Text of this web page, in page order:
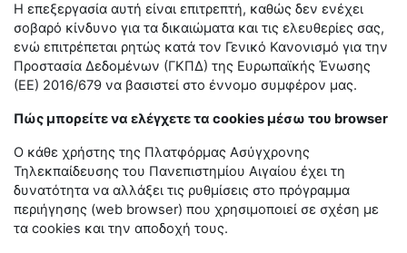
Η επεξεργασία αυτή είναι επιτρεπτή, καθώς δεν ενέχει
σοβαρό κίνδυνο για τα δικαιώματα και τις ελευθερίες σας,
ενώ επιτρέπεται ρητώς κατά τον Γενικό Κανονισμό για την
Προστασία Δεδομένων (ΓΚΠΔ) της Ευρωπαϊκής Ένωσης
(ΕΕ) 2016/679 να βασιστεί στο έννομο συμφέρον μας.
Πώς μπορείτε να ελέγχετε τα cookies μέσω του browser
Ο κάθε χρήστης της Πλατφόρμας Ασύγχρονης
Τηλεκπαίδευσης του Πανεπιστημίου Αιγαίου έχει τη
δυνατότητα να αλλάξει τις ρυθμίσεις στο πρόγραμμα
περιήγησης (web browser) που χρησιμοποιεί σε σχέση με
τα cookies και την αποδοχή τους.